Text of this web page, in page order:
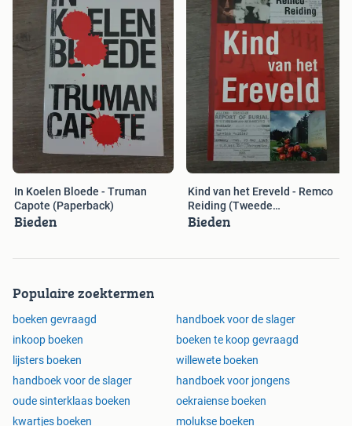
In Koelen Bloede - Truman
Capote (Paperback)
Bieden
Kind van het Ereveld - Remco
Reiding (Tweede
Wereldoorlog)
Bieden
Populaire zoektermen
boeken gevraagd
handboek voor de slager
inkoop boeken
boeken te koop gevraagd
lijsters boeken
willewete boeken
handboek voor de slager
handboek voor jongens
oude sinterklaas boeken
oekraiense boeken
kwartjes boeken
molukse boeken